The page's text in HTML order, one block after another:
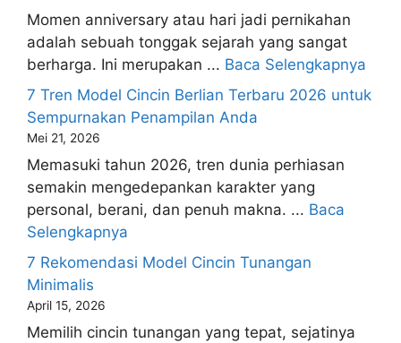
Momen anniversary atau hari jadi pernikahan
adalah sebuah tonggak sejarah yang sangat
berharga. Ini merupakan ... Baca Selengkapnya
7 Tren Model Cincin Berlian Terbaru 2026 untuk
Sempurnakan Penampilan Anda
Mei 21, 2026
Memasuki tahun 2026, tren dunia perhiasan
semakin mengedepankan karakter yang
personal, berani, dan penuh makna. ... Baca
Selengkapnya
7 Rekomendasi Model Cincin Tunangan
Minimalis
April 15, 2026
Memilih cincin tunangan yang tepat, sejatinya